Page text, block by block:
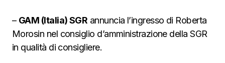
– GAM (Italia) SGR annuncia l’ingresso di Roberta
Morosin nel consiglio d’amministrazione della SGR
in qualità di consigliere.